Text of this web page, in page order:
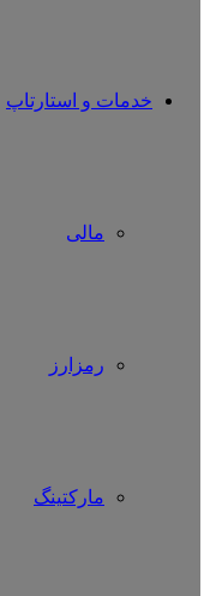
خدمات و استارتاپ
مالی
رمزارز
مارکتینگ